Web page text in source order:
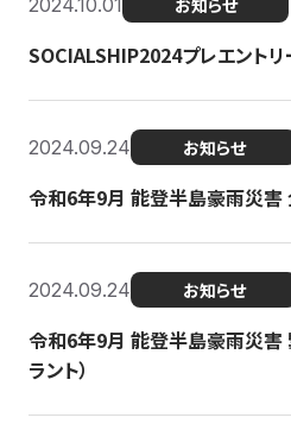
2024.10.01 お知らせ
SOCIALSHIP2024プレエントリ
2024.09.24 お知らせ
令和6年9月 能登半島豪雨災害
2024.09.24 お知らせ
令和6年9月 能登半島豪雨災害
ラント）